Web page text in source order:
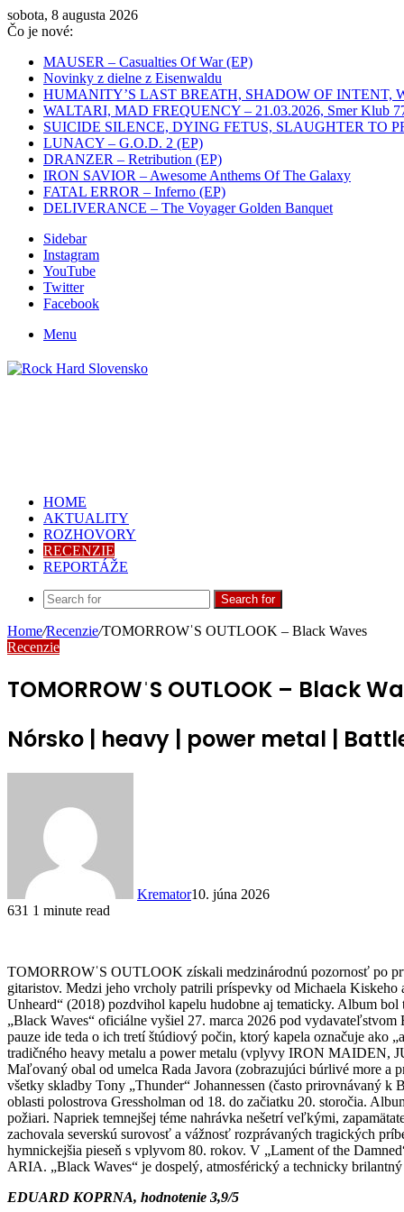
sobota, 8 augusta 2026
Čo je nové:
MAUSER – Casualties Of War (EP)
Novinky z dielne z Eisenwaldu
HUMANITY’S LAST BREATH, SHADOW OF INTENT,
WALTARI, MAD FREQUENCY – 21.03.2026, Smer Klub
SUICIDE SILENCE, DYING FETUS, SLAUGHTER TO
LUNACY – G.O.D. 2 (EP)
DRANZER – Retribution (EP)
IRON SAVIOR – Awesome Anthems Of The Galaxy
FATAL ERROR – Inferno (EP)
DELIVERANCE – The Voyager Golden Banquet
Sidebar
Instagram
YouTube
Twitter
Facebook
Menu
HOME
AKTUALITY
ROZHOVORY
RECENZIE
REPORTÁŽE
Search for
Home/Recenzie/TOMORROWˈS OUTLOOK – Black Waves
Recenzie
TOMORROWˈS OUTLOOK – Black
Nórsko | heavy | power metal |
Kremator10. júna 2026
631 1 minute read
TOMORROWˈS OUTLOOK získali medzinárodnú pozornosť po
gitaristov. Medzi jeho vrcholy patrili príspevky od Michaela Kiskeho
Unheard“ (2018) pozdvihol kapelu hudobne aj tematicky. Album
„Black Waves“ oficiálne vyšiel 27. marca 2026 pod
pauze ide teda o ich tretí štúdiový počin, ktorý kapela označuje
tradičného heavy metalu a power metalu (vplyvy IRON MAIDEN,
Maľovaný obal od umelca Rada Javora (zobrazujúci búrlivé more a
všetky skladby Tony „Thunder“ Johannessen (často prirovnávaný
oblasti polostrova Gressholman od 18. do začiatku 20. storočia.
požiari. Napriek temnejšej téme nahrávka nešetrí veľkými,
zachovala severskú surovosť a vážnosť rozprávaných tragických
hymnickejšia pieseň s vplyvom 80. rokov. V „Lament of the
ARIA. „Black Waves“ je dospelý, atmosférický a technicky
EDUARD KOPRNA, hodnotenie 3,9/5